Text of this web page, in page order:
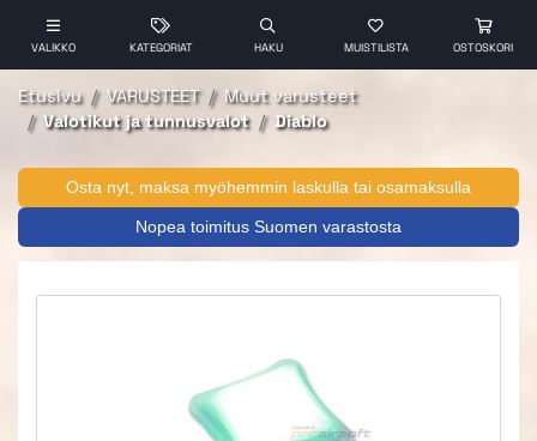
VALIKKO KATEGORIAT HAKU MUISTILISTA OSTOSKORI
Etusivu VARUSTEET
Muut varusteet
Valotikut ja tunnusvalot
Diablo
Osta nyt, maksa myöhemmin laskulla tai osamaksulla
Nopea toimitus Suomen varastosta